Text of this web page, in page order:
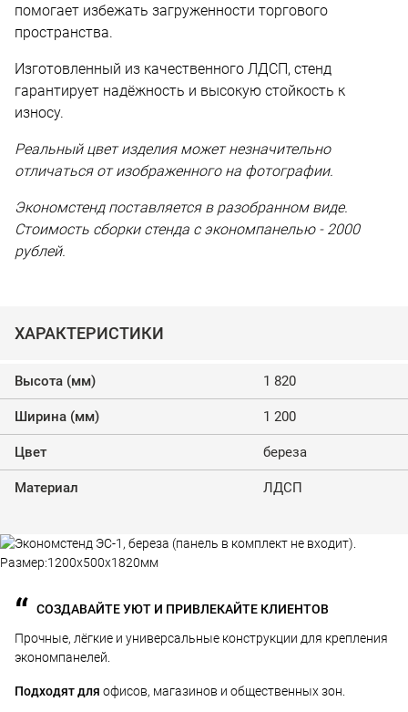
помогает избежать загруженности торгового
пространства.
Изготовленный из качественного ЛДСП, стенд
гарантирует надёжность и высокую стойкость к
износу.
Реальный цвет изделия может незначительно
отличаться от изображенного на фотографии.
Экономстенд поставляется в разобранном виде.
Стоимость сборки стенда с экономпанелью - 2000
рублей.
ХАРАКТЕРИСТИКИ
Высота (мм) 1 820
Ширина (мм) 1 200
Цвет береза
Материал ЛДСП
СОЗДАВАЙТЕ УЮТ И ПРИВЛЕКАЙТЕ КЛИЕНТОВ
Прочные, лёгкие и универсальные конструкции для крепления
экономпанелей.
Подходят для офисов, магазинов и общественных зон.